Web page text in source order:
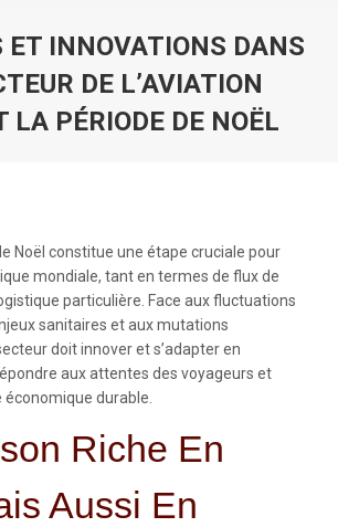
ET INNOVATIONS DANS
DE L’AVIATION
LA PÉRIODE DE NOËL
Noël constitue une étape cruciale pour
mondiale, tant en termes de flux de
particulière. Face aux fluctuations
sanitaires et aux mutations
doit innover et s’adapter en
aux attentes des voyageurs et
durable.
Riche En
Aussi En